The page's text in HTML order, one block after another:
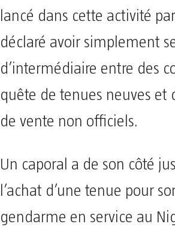
lancé dans cette activité
déclaré avoir simplement
d’intermédiaire entre des
quête de tenues neuves et
de vente non officiels.
Un caporal a de son côté
l’achat d’une tenue pour
gendarme en service au